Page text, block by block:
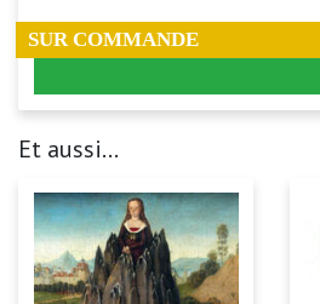
SUR COMMANDE
Et aussi...